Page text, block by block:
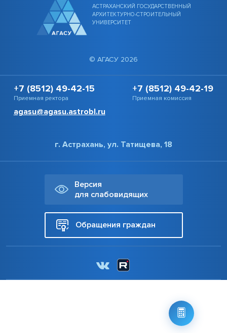
АСТРАХАНСКИЙ ГОСУДАРСТВЕННЫЙ
АРХИТЕКТУРНО-СТРОИТЕЛЬНЫЙ
УНИВЕРСИТЕТ
© АГАСУ 2026
+7 (8512) 49-42-15
Приемная ректора
agasu@agasu.astrobl.ru
+7 (8512) 49-42-19
Приемная комиссия
г. Астрахань, ул. Татищева, 18
Версия
для слабовидящих
Обращения граждан